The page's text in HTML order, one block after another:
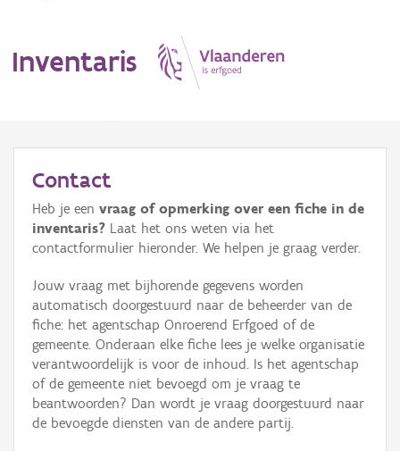
Inventaris
Erfgoedobject
Aanduidingsobject
Waarneming
Thema
Gebeurtenis
Persoon of collectief
Contact
Heb je een vraag of opmerking over een fiche in de
inventaris? Laat het ons weten via het
contactformulier hieronder. We helpen je graag verder.
Jouw vraag met bijhorende gegevens worden
automatisch doorgestuurd naar de beheerder van de
fiche: het agentschap Onroerend Erfgoed of de
gemeente. Onderaan elke fiche lees je welke organisatie
verantwoordelijk is voor de inhoud. Is het agentschap
of de gemeente niet bevoegd om je vraag te
beantwoorden? Dan wordt je vraag doorgestuurd naar
de bevoegde diensten van de andere partij.